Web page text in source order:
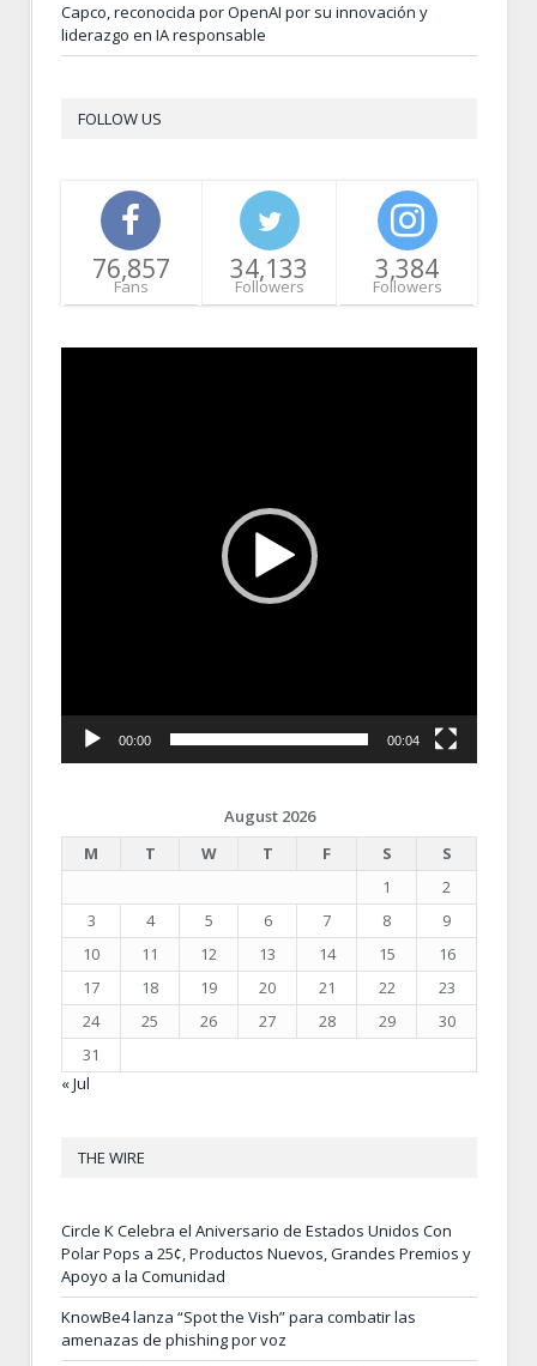
Capco, reconocida por OpenAI por su innovación y
liderazgo en IA responsable
FOLLOW US
76,857
Fans
34,133
Followers
3,384
Followers
00:00 00:04
August 2026
M
T W T F S
S
1
2
3
4 5 6 7 8
9
10
11 12 13 14 15
16
17
18 19 20 21 22
23
24
25 26 27 28 29
30
31
« Jul
THE WIRE
Circle K Celebra el Aniversario de Estados Unidos Con
Polar Pops a 25¢, Productos Nuevos, Grandes Premios y
Apoyo a la Comunidad
KnowBe4 lanza “Spot the Vish” para combatir las
amenazas de phishing por voz